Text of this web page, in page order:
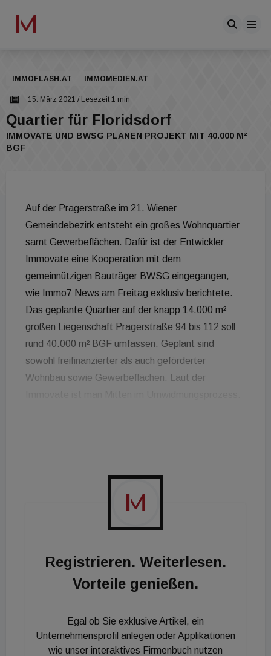
IMMOFLASH.AT IMMOMEDIEN.AT
15. März 2021 / Lesezeit 1 min
Quartier für Floridsdorf
IMMOVATE UND BWSG PLANEN PROJEKT MIT 40.000 M²
BGF
Auf der Pragerstraße im 21. Wiener
Gemeindebezirk entsteht ein großes Wohnquartier
samt Gewerbeflächen. Dafür ist der Entwickler
Immovate eine Kooperation mit dem
gemeinnützigen Bauträger BWSG eingegangen,
wie Immo7 News am Freitag exklusiv berichtete.
Das geplante Quartier auf der knapp 14.000 m²
großen Liegenschaft Pragerstraße 94 bis 112 soll
rund 40.000 m² BGF umfassen. Geplant sind
sowohl freifinanzierter als auch geförderter
Wohnbau sowie Gewerbeflächen. Laut der
bleibt. Insgesamt soll das Projekt 40.000 m²
Bruttogeschoßfläche umfassen. Einst hatte die
Wienwert eine Kaufoption auf das Grundstück, auf
die sie allerdings gegen eine Abschlagszahlung
Registrieren. Weiterlesen.
Vorteile genießen.
Egal ob Sie exklusive Artikel, ein
Unternehmensprofil anlegen oder Applikationen
wie unser interaktives Firmenbuch nutzen